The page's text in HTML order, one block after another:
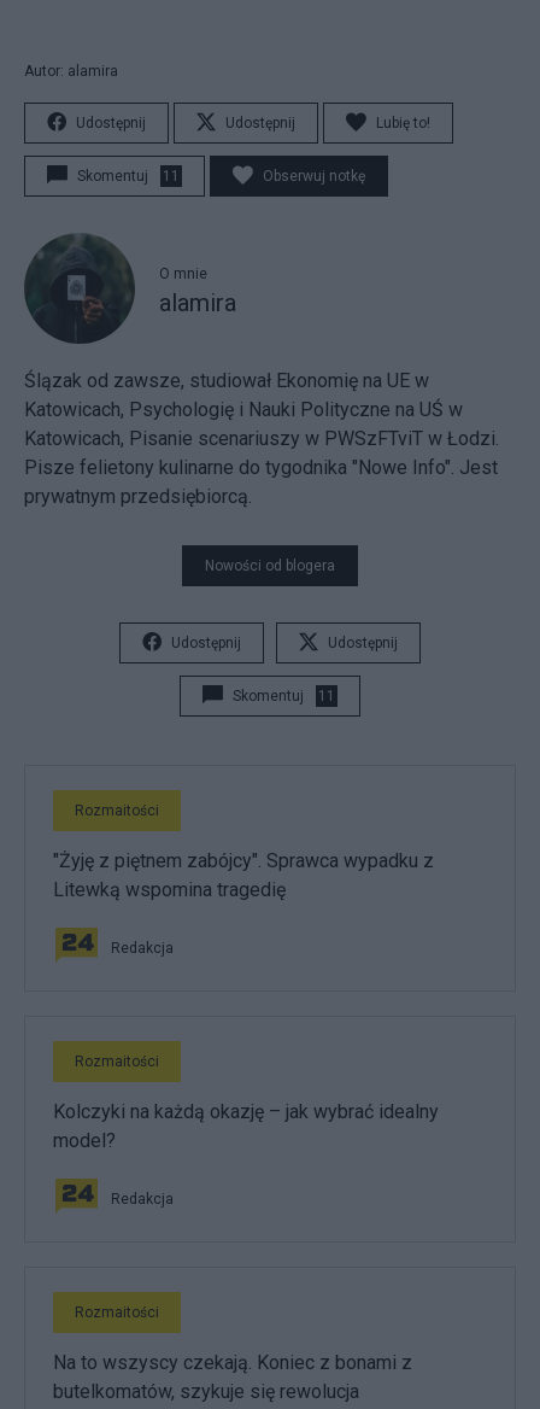
Autor: alamira
Udostępnij Udostępnij Lubię to!
Skomentuj 11 Obserwuj notkę
O mnie
alamira
Ślązak od zawsze, studiował Ekonomię na UE w
Katowicach, Psychologię i Nauki Polityczne na UŚ w
Katowicach, Pisanie scenariuszy w PWSzFTviT w Łodzi.
Pisze felietony kulinarne do tygodnika "Nowe Info". Jest
prywatnym przedsiębiorcą.
Nowości od blogera
Udostępnij Udostępnij
Skomentuj 11
Rozmaitości
"Żyję z piętnem zabójcy". Sprawca wypadku z
Litewką wspomina tragedię
Redakcja
Rozmaitości
Kolczyki na każdą okazję – jak wybrać idealny
model?
Redakcja
Rozmaitości
Na to wszyscy czekają. Koniec z bonami z
butelkomatów, szykuje się rewolucja